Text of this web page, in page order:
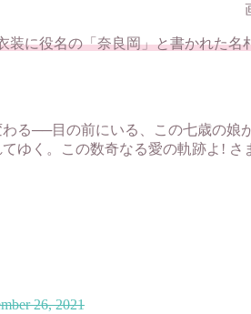
装に役名の「奈良岡」と書かれた
る──目の前にいる、この七歳の
ゆく。この数奇なる愛の軌跡よ! さ
26, 2021